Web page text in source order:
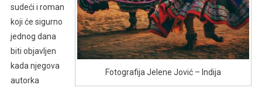
Fotografija Jelene Jović – Indija
sudeći i roman
koji će sigurno
jednog dana
biti objavljen
kada njegova
autorka